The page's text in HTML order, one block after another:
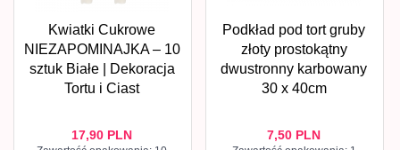
Kwiatki Cukrowe
NIEZAPOMINAJKA – 10
sztuk Białe | Dekoracja
Tortu i Ciast
17,90 PLN
Podkład pod tort gruby
złoty prostokątny
dwustronny karbowany
30 x 40cm
7,50 PLN